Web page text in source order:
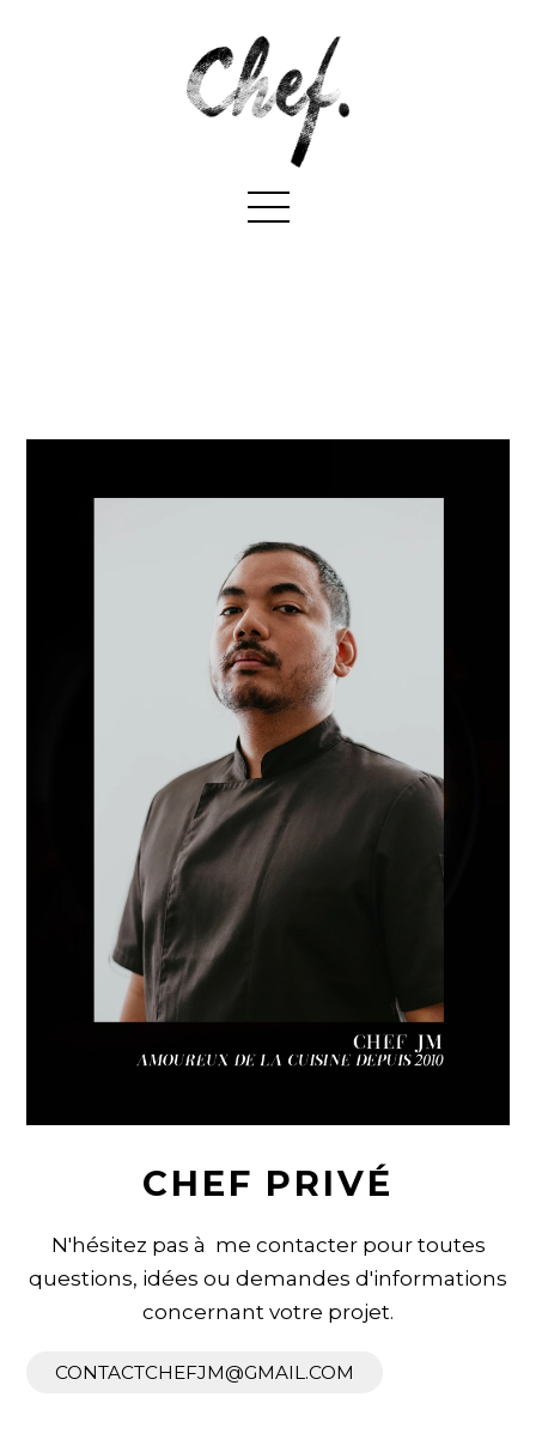
CHEF PRIVÉ
N'hésitez pas à me contacter pour toutes
questions, idées ou demandes d'informations
concernant votre projet.
CONTACTCHEFJM@GMAIL.COM